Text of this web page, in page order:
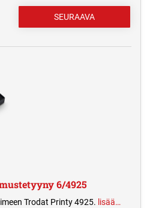
6/4925
Trodat Printy 4925. lisää…